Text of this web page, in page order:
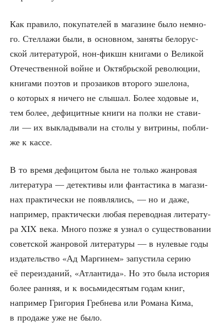
Как пра­ви­ло, поку­па­те­лей в мага­зине было немно­
го. Стел­ла­жи были, в основ­ном, заня­ты бело­рус­
ской лите­ра­ту­рой, нон-фикшн кни­га­ми о Вели­кой
Оте­че­ствен­ной войне и Октябрь­ской рево­лю­ции,
кни­га­ми поэтов и про­за­и­ков вто­ро­го эше­ло­на,
о кото­рых я ниче­го не слы­шал. Более ходо­вые и,
тем более, дефи­цит­ные кни­ги на пол­ки не ста­ви­
ли — их выкла­ды­ва­ли на сто­лы у вит­ри­ны, побли­
же к кассе.
В то вре­мя дефи­ци­том была не толь­ко жан­ро­вая
лите­ра­ту­ра — детек­ти­вы или фан­та­сти­ка в мага­зи­
нах прак­ти­че­ски не появ­ля­лись, — но и даже,
напри­мер, прак­ти­че­ски любая пере­вод­ная лите­ра­ту­
ра XIX века. Мно­го поз­же я узнал о суще­ство­ва­нии
совет­ской жан­ро­вой лите­ра­ту­ры — в нуле­вые годы
изда­тель­ство «Ад Мар­ги­нем» запу­сти­ла серию
её пере­из­да­ний, «Атлан­ти­да». Но это была исто­рия
более ран­няя, и к вось­ми­де­ся­тым годам книг,
напри­мер Гри­го­рия Греб­не­ва или Рома­на Кима,
в про­да­же уже не было.